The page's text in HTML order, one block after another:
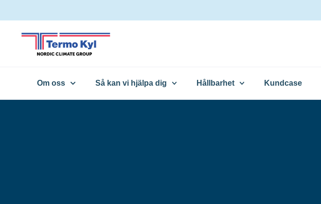
Om oss Så kan vi hjälpa dig Hållbarhet Kundcase